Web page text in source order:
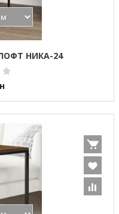
НИКА-24